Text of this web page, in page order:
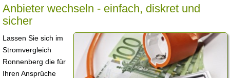
Anbieter wechseln - einfach, diskret und
sicher
Lassen Sie sich im
Stromvergleich
Ronnenberg die für
Ihren Ansprüche